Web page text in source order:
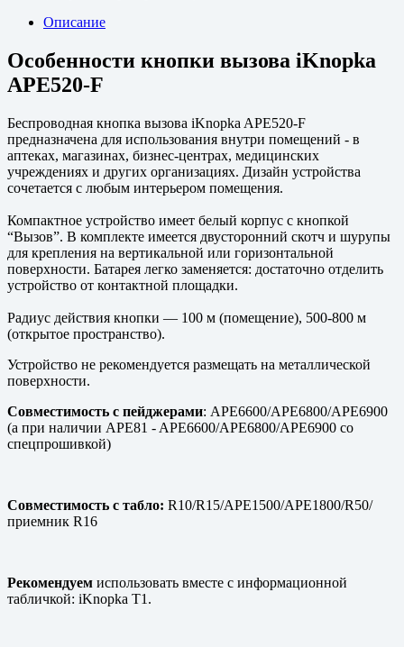
Описание
Особенности кнопки вызова iKnopka
APE520-F
Беспроводная кнопка вызова iKnopka APE520-F
предназначена для использования внутри помещений - в
аптеках, магазинах, бизнес-центрах, медицинских
учреждениях и других организациях. Дизайн устройства
сочетается с любым интерьером помещения.
Компактное устройство имеет белый корпус с кнопкой
“Вызов”. В комплекте имеется двусторонний скотч и шурупы
для крепления на вертикальной или горизонтальной
поверхности. Батарея легко заменяется: достаточно отделить
устройство от контактной площадки.
Радиус действия кнопки — 100 м (помещение), 500-800 м
(открытое пространство).
Устройство не рекомендуется размещать на металлической
поверхности.
Совместимость с пейджерами: APE6600/APE6800/APE6900
(а при наличии APE81 - APE6600/APE6800/APE6900 со
спецпрошивкой)
Совместимость с табло: R10/R15/APE1500/APE1800/R50/
приемник R16
Рекомендуем использовать вместе с информационной
табличкой: iKnopka T1.